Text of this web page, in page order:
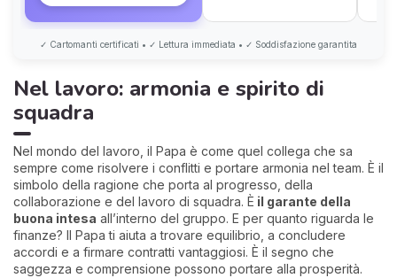
✓ Cartomanti certificati • ✓ Lettura immediata • ✓ Soddisfazione garantita
Nel lavoro: armonia e spirito di
squadra
Nel mondo del lavoro, il Papa è come quel collega che sa
sempre come risolvere i conflitti e portare armonia nel team. È il
simbolo della ragione che porta al progresso, della
collaborazione e del lavoro di squadra. È il garante della
buona intesa all’interno del gruppo. E per quanto riguarda le
finanze? Il Papa ti aiuta a trovare equilibrio, a concludere
accordi e a firmare contratti vantaggiosi. È il segno che
saggezza e comprensione possono portare alla prosperità.